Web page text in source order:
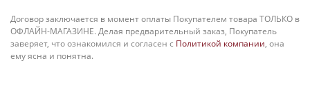
Договор заключается в момент оплаты Покупателем товара ТОЛЬКО в
ОФЛАЙН-МАГАЗИНЕ. Делая предварительный заказ, Покупатель
заверяет, что ознакомился и согласен с Политикой компании, она
ему ясна и понятна.